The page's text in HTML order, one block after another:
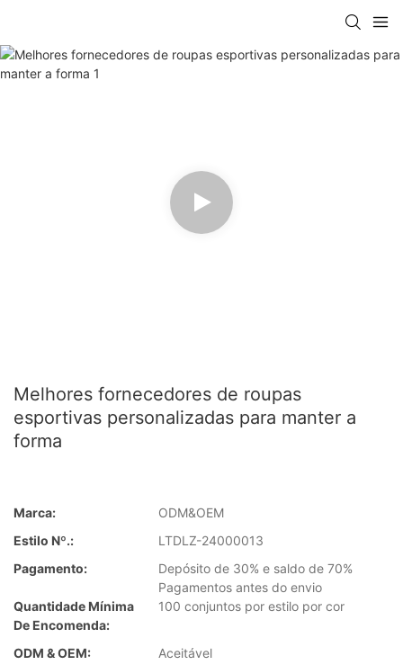
Melhores fornecedores de roupas
esportivas personalizadas para manter a
forma
Marca:
ODM&OEM
Estilo Nº.:
LTDLZ-24000013
Pagamento:
Depósito de 30% e saldo de 70%
Pagamentos antes do envio
Quantidade Mínima
De Encomenda:
100 conjuntos por estilo por cor
ODM & OEM: Aceitável